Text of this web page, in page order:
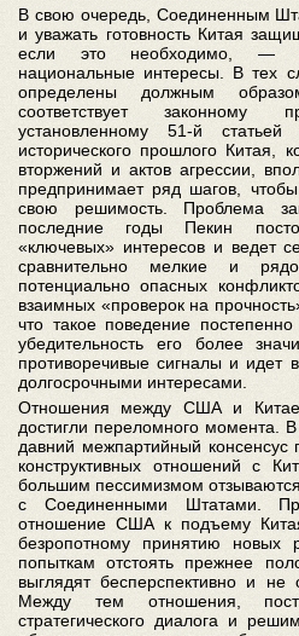
В свою очередь, Соединенным
и уважать готовность Китая
если это необходимо, —
национальные интересы. В тех
определены должным
соответствует законному
установленному 51-й
исторического прошлого Китая,
вторжений и актов агрессии,
предпринимает ряд шагов,
свою решимость. Проблема
последние годы Пекин
«ключевых» интересов и ведет
сравнительно мелкие и
потенциально опасных
взаимных «проверок на
что такое поведение
убедительность его более
противоречивые сигналы и идет
долгосрочными интересами.
Отношения между США и
достигли переломного момента.
давний межпартийный консенсус
конструктивных отношений с
большим пессимизмом
с Соединенными Штатами.
отношение США к подъему
безропотному принятию новых
попыткам отстоять прежнее
выглядят бесперспективно и не
Между тем отношения,
стратегического диалога и